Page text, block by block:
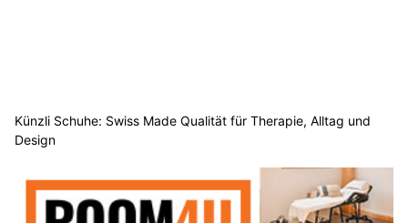
Künzli Schuhe: Swiss Made Qualität für Therapie, Alltag und
Design